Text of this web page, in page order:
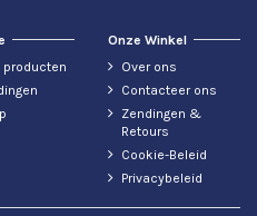
producten
Onze Winkel
Over ons
Contacteer ons
Zendingen &
Retours
Cookie-Beleid
Privacybeleid